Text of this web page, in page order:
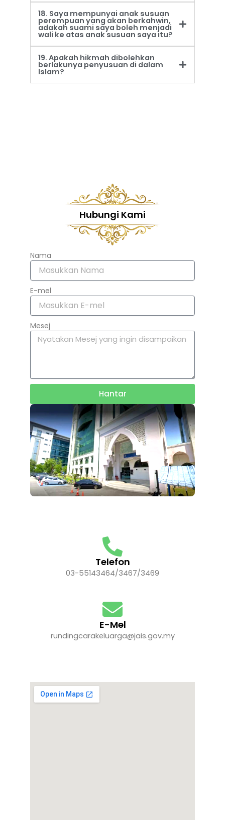
18. Saya mempunyai anak susuan
perempuan yang akan berkahwin,
adakah suami saya boleh menjadi
wali ke atas anak susuan saya itu?
19. Apakah hikmah dibolehkan
berlakunya penyusuan di dalam
Islam?
Hubungi Kami
Nama
E-mel
Mesej
Hantar
Telefon
03-55143464/3467/3469
E-Mel
rundingcarakeluarga@jais.gov.my